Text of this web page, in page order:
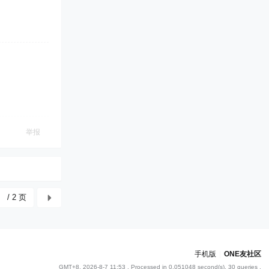
举报
/ 2 页
手机版 ONE友社区
GMT+8, 2026-8-7 11:53 , Processed in 0.051048 second(s), 30 queries .